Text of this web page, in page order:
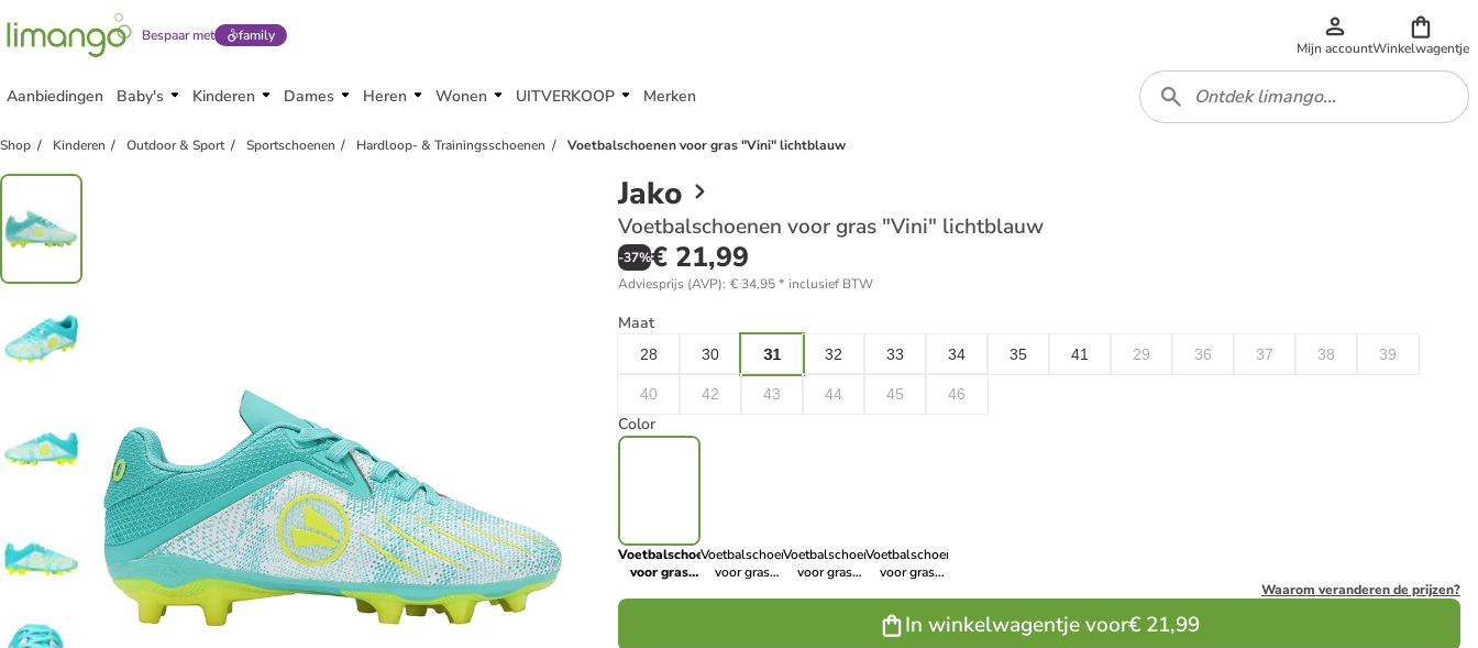
Bespaar met family
Mijn accountWinkelwagentje
Aanbiedingen Baby's Kinderen Dames Heren Wonen UITVERKOOP Merken
Shop Kinderen Outdoor & Sport Sportschoenen Hardloop- & Trainingsschoenen Voetbalschoenen voor gras "Vini" lichtblauw
Jako
Voetbalschoenen voor gras "Vini" lichtblauw
-37%€ 21,99
Adviesprijs (AVP): € 34,95* inclusief BTW
Maat
28 30 31 32 33 34 35 41 29 36 37 38 39
40 42 43 44 45 46
Color
Voetbalschoenen
voor gras
Voetbalschoenen
voor gras
Voetbalschoenen
voor gras
Voetbalschoenen
voor gras
Waarom veranderen de prijzen?
In winkelwagentje voor€ 21,99